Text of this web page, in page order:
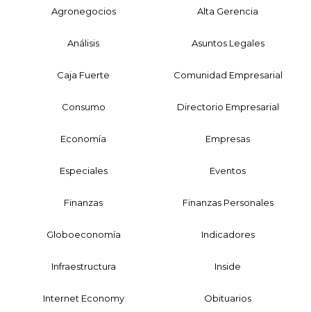
Agronegocios Alta Gerencia
Análisis Asuntos Legales
Caja Fuerte Comunidad Empresarial
Consumo Directorio Empresarial
Economía Empresas
Especiales Eventos
Finanzas Finanzas Personales
Globoeconomía Indicadores
Infraestructura Inside
Internet Economy Obituarios